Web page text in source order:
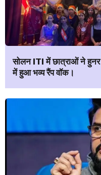
सोलन ITI में छात्राओं ने
में हुआ भव्य रैंप वॉक।